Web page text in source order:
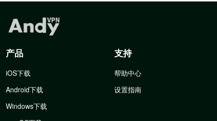
产品
iOS下载
Android下载
Windows下载
支持
帮助中心
设置指南